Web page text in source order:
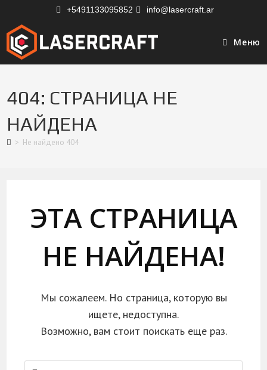
+5491133095852 info@lasercraft.ar
Меню
404: СТРАНИЦА НЕ
НАЙДЕНА
> Не найдено 404
ЭТА СТРАНИЦА
НЕ НАЙДЕНА!
Мы сожалеем. Но страница, которую вы
ищете, недоступна.
Возможно, вам стоит поискать еще раз.